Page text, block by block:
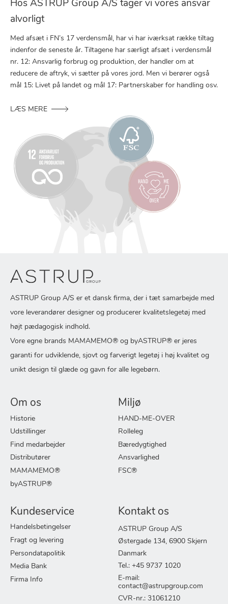
Hos ASTRUP Group A/S tager vi vores ansvar
alvorligt
Med afsæt i FN’s 17 verdensmål, har vi har iværksat række tiltag
indenfor de seneste år. Tiltagene har særligt afsæt i verdensmål
nr. 12: Ansvarlig forbrug og produktion, der handler om at
reducere de aftryk, vi sætter på vores jord. Men vi berører også
mål 15: Livet på landet og mål 17: Partnerskaber for handling osv.
LÆS MERE
ASTRUP Group A/S er et dansk firma, der i tæt samarbejde med
vore leverandører designer og producerer kvalitetslegetøj med
højt pædagogisk indhold.
Vore egne brands MAMAMEMO® og byASTRUP® er jeres
garanti for udviklende, sjovt og farverigt legetøj i høj kvalitet og
unikt design til glæde og gavn for alle legebørn.
Om os
Historie
Udstillinger
Find medarbejder
Distributører
MAMAMEMO®
byASTRUP®
Miljø
HAND-ME-OVER
Rolleleg
Bæredygtighed
Ansvarlighed
FSC®
Kundeservice
Handelsbetingelser
Fragt og levering
Persondatapolitik
Media Bank
Firma Info
Kontakt os
ASTRUP Group A/S
Østergade 134, 6900 Skjern
Danmark
Tel.: +45 9737 1020
E-mail:
contact@astrupgroup.com
CVR-nr.: 31061210